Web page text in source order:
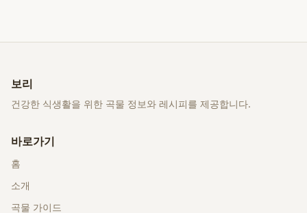
보리
건강한 식생활을 위한 곡물 정보와 레시피를 제공합니다.
바로가기
홈
소개
곡물 가이드